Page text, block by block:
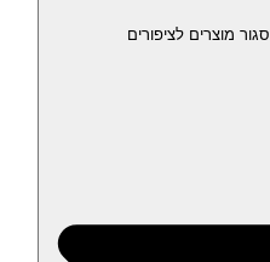
סגור מוצרים לציפורים